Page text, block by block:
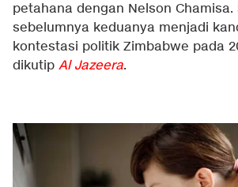
petahana dengan Nelson Chamisa.
sebelumnya keduanya menjadi
kontestasi politik Zimbabwe pada
dikutip Al Jazeera.